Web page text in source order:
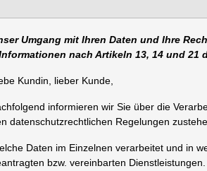
Umgang mit Ihren Daten und Ihre
nach Artikeln 13, 14 und 21
Kundin, lieber Kunde,
informieren wir Sie über die
datenschutzrechtlichen Regelungen
Daten im Einzelnen verarbeitet und in
bzw. vereinbarten Dienstleistungen.